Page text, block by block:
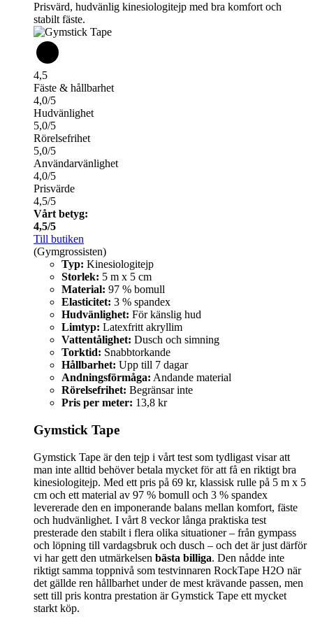
Prisvärd, hudvänlig kinesiologitejp med bra komfort och
stabilt fäste.
4,5
Fäste & hållbarhet
4,0/5
Hudvänlighet
5,0/5
Rörelsefrihet
5,0/5
Användarvänlighet
4,0/5
Prisvärde
4,5/5
Vårt betyg:
4,5/5
Till butiken
(Gymgrossisten)
Typ: Kinesiologitejp
Storlek: 5 m x 5 cm
Material: 97 % bomull
Elasticitet: 3 % spandex
Hudvänlighet: För känslig hud
Limtyp: Latexfritt akryllim
Vattentålighet: Dusch och simning
Torktid: Snabbtorkande
Hållbarhet: Upp till 7 dagar
Andningsförmåga: Andande material
Rörelsefrihet: Begränsar inte
Pris per meter: 13,8 kr
Gymstick Tape
Gymstick Tape är den tejp i vårt test som tydligast visar att
man inte alltid behöver betala mycket för att få en riktigt bra
kinesiologitejp. Med ett pris på 69 kr, klassisk rulle på 5 m x 5
cm och ett material av 97 % bomull och 3 % spandex
levererade den en imponerande balans mellan komfort, fäste
och hudvänlighet. I vårt 8 veckor långa praktiska test
presterade den stabilt i flera olika situationer – från gympass
och löpning till vardagsbruk och dusch – och det är just därför
vi har gett den utmärkelsen bästa billiga. Den nådde inte
riktigt samma toppnivå som testvinnaren RockTape H2O när
det gällde ren hållbarhet under de mest krävande passen, men
sett till pris kontra prestation är Gymstick Tape ett mycket
starkt köp.